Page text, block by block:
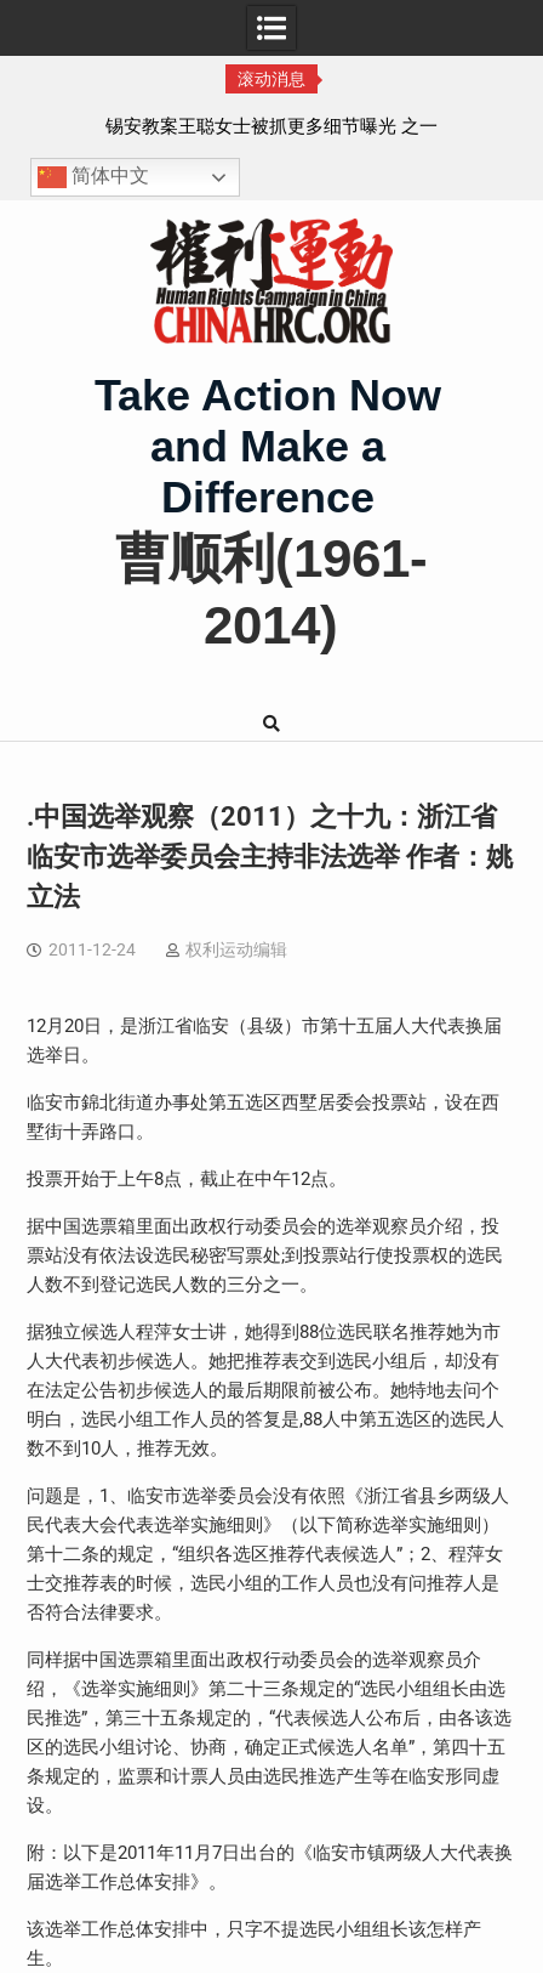
滚动消息
锡安教案王聪女士被抓更多细节曝光 之一
简体中文
Take Action Now
and Make a
Difference
曹顺利(1961-
2014)
.中国选举观察（2011）之十九：浙江省
临安市选举委员会主持非法选举 作者：姚
立法
2011-12-24 权利运动编辑
12月20日，是浙江省临安（县级）市第十五届人大代表换届
选举日。
临安市錦北街道办事处第五选区西墅居委会投票站，设在西
墅街十弄路口。
投票开始于上午8点，截止在中午12点。
据中国选票箱里面出政权行动委员会的选举观察员介绍，投
票站没有依法设选民秘密写票处;到投票站行使投票权的选民
人数不到登记选民人数的三分之一。
据独立候选人程萍女士讲，她得到88位选民联名推荐她为市
人大代表初步候选人。她把推荐表交到选民小组后，却没有
在法定公告初步候选人的最后期限前被公布。她特地去问个
明白，选民小组工作人员的答复是,88人中第五选区的选民人
数不到10人，推荐无效。
问题是，1、临安市选举委员会没有依照《浙江省县乡两级人
民代表大会代表选举实施细则》（以下简称选举实施细则）
第十二条的规定，“组织各选区推荐代表候选人”；2、程萍女
士交推荐表的时候，选民小组的工作人员也没有问推荐人是
否符合法律要求。
同样据中国选票箱里面出政权行动委员会的选举观察员介
绍，《选举实施细则》第二十三条规定的“选民小组组长由选
民推选”，第三十五条规定的，“代表候选人公布后，由各该选
区的选民小组讨论、协商，确定正式候选人名单”，第四十五
条规定的，监票和计票人员由选民推选产生等在临安形同虚
设。
附：以下是2011年11月7日出台的《临安市镇两级人大代表换
届选举工作总体安排》。
该选举工作总体安排中，只字不提选民小组组长该怎样产
生。